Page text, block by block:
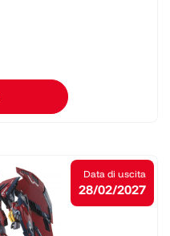
Data di uscita
28/02/2027